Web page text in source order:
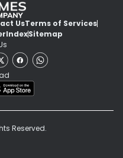
UsTerms of Services
IndexSitemap
Reserved.